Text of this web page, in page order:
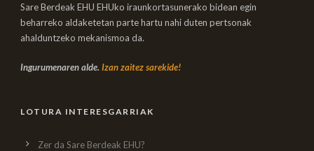
Sare Berdeak EHU EHUko iraunkortasunerako bidean egin
beharreko aldaketetan parte hartu nahi duten pertsonak
ahalduntzeko mekanismoa da.
Ingurumenaren alde. Izan zaitez sarekide!
LOTURA INTERESGARRIAK
Zer da Sare Berdeak EHU?